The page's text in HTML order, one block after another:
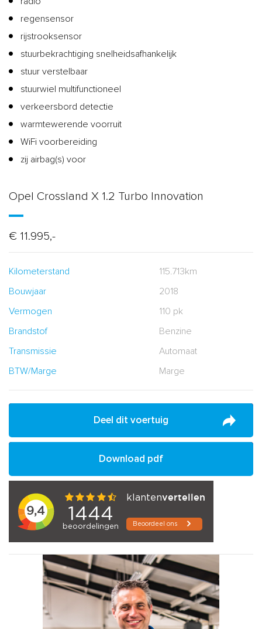
regensensor
rijstrooksensor
stuurbekrachtiging snelheidsafhankelijk
stuur verstelbaar
stuurwiel multifunctioneel
verkeersbord detectie
warmtewerende voorruit
WiFi voorbereiding
zij airbag(s) voor
Opel Crossland X 1.2 Turbo Innovation
€ 11.995,-
Kilometerstand
115.713km
Bouwjaar
2018
Vermogen
110 pk
Brandstof
Benzine
Transmissie
Automaat
BTW/Marge
Marge
Deel dit voertuig
Download pdf